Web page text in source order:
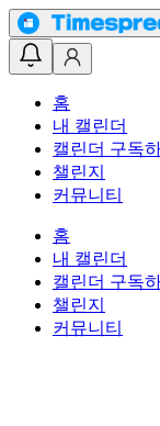
홈
내 캘린더
캘린더 구독하
챌린지
커뮤니티
홈
내 캘린더
캘린더 구독하
챌린지
커뮤니티